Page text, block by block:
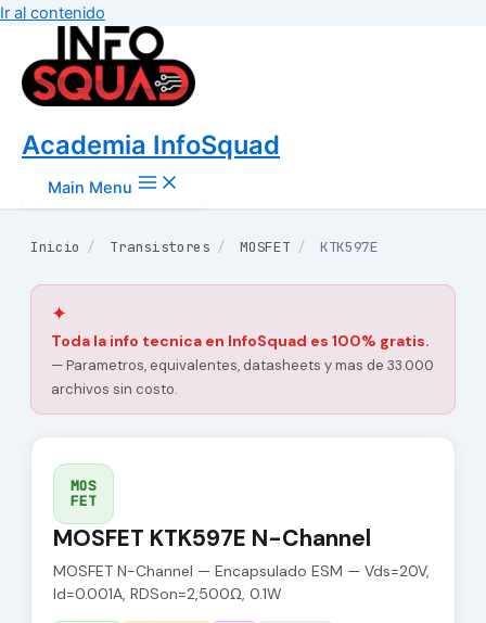
Ir al contenido
Academia InfoSquad
Main Menu
Inicio / Transistores / MOSFET / KTK597E
✦
Toda la info tecnica en InfoSquad es 100% gratis.
— Parametros, equivalentes, datasheets y mas de 33.000
archivos sin costo.
MOS
FET
MOSFET KTK597E N-Channel
MOSFET N-Channel — Encapsulado ESM — Vds=20V,
Id=0.001A, RDSon=2,500Ω, 0.1W